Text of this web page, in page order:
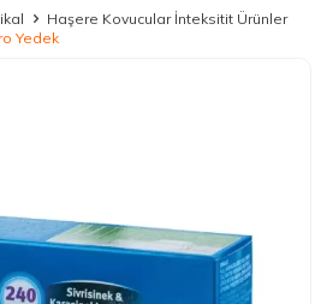
Haşere Kovucular İnteksitit Ürünler
Yedek